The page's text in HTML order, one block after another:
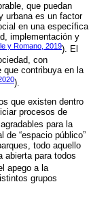
que puedan
urbana es un factor
en una específica
implementación y
y Romano, 2019). El
con
que contribuya en la
).
que existen dentro
procesos de
para la
“espacio público”
todo aquello
abierta para todos
apego a la
grupos